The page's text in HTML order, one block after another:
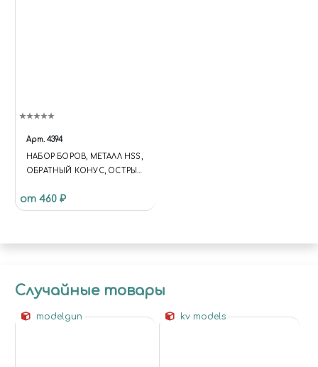
Арт. 4394
НАБОР БОРОВ, МЕТАЛЛ HSS,
ОБРАТНЫЙ КОНУС, ОСТРЫЙ
от 460 ₽
Случайные товары
modelgun kv models